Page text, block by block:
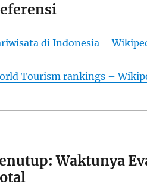
di Indonesia –
Tourism rankings –
Waktunya